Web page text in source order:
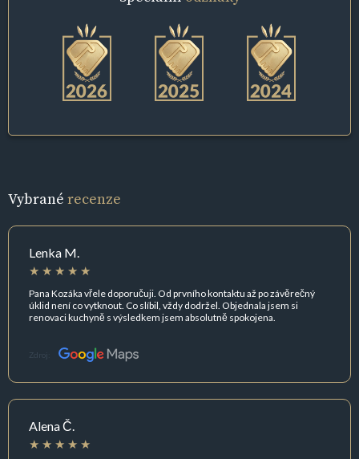
Vybrané recenze
Lenka M.
Pana Kozáka vřele doporučuji. Od prvního kontaktu až po závěrečný
úklid není co vytknout. Co slíbil, vždy dodržel. Objednala jsem si
renovaci kuchyně s výsledkem jsem absolutně spokojena.
Zdroj:
Alena Č.